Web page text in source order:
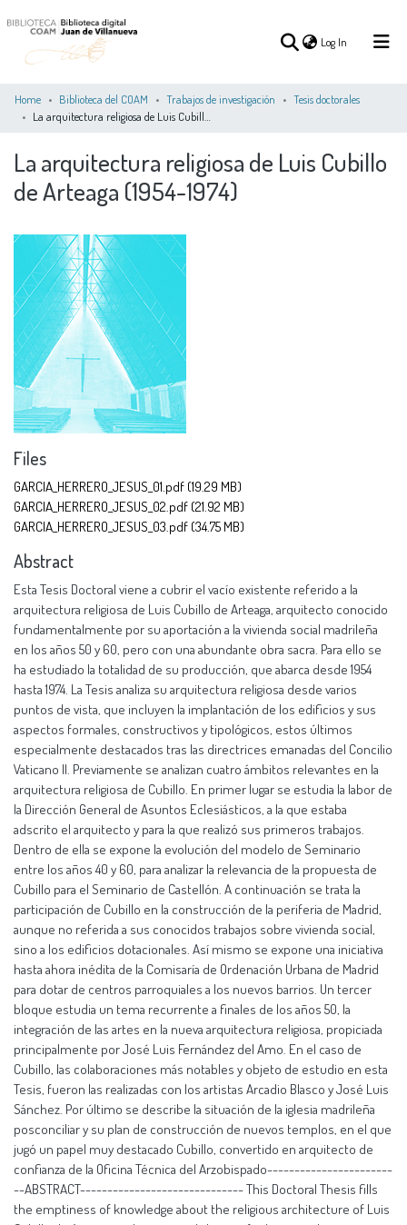
Log In (current)
ALL OF DSPACE
STATISTICS
Home Biblioteca del COAM Trabajos de investigación
Tesis doctorales
La arquitectura religiosa de Luis Cubillo
de Arteaga (1954-1974)
Files
GARCIA_HERRERO_JESUS_01.pdf (19.29 MB)
GARCIA_HERRERO_JESUS_02.pdf (21.92 MB)
GARCIA_HERRERO_JESUS_03.pdf (34.75 MB)
Abstract
Esta Tesis Doctoral viene a cubrir el vacío existente referido a la
arquitectura religiosa de Luis Cubillo de Arteaga, arquitecto conocido
fundamentalmente por su aportación a la vivienda social madrileña
en los años 50 y 60, pero con una abundante obra sacra. Para ello se
ha estudiado la totalidad de su producción, que abarca desde 1954
hasta 1974. La Tesis analiza su arquitectura religiosa desde varios
puntos de vista, que incluyen la implantación de los edificios y sus
aspectos formales, constructivos y tipológicos, estos últimos
especialmente destacados tras las directrices emanadas del Concilio
Vaticano II. Previamente se analizan cuatro ámbitos relevantes en la
arquitectura religiosa de Cubillo. En primer lugar se estudia la labor de
la Dirección General de Asuntos Eclesiásticos, a la que estaba
adscrito el arquitecto y para la que realizó sus primeros trabajos.
Dentro de ella se expone la evolución del modelo de Seminario
entre los años 40 y 60, para analizar la relevancia de la propuesta de
Cubillo para el Seminario de Castellón. A continuación se trata la
participación de Cubillo en la construcción de la periferia de Madrid,
aunque no referida a sus conocidos trabajos sobre vivienda social,
sino a los edificios dotacionales. Así mismo se expone una iniciativa
hasta ahora inédita de la Comisaría de Ordenación Urbana de Madrid
para dotar de centros parroquiales a los nuevos barrios. Un tercer
bloque estudia un tema recurrente a finales de los años 50, la
integración de las artes en la nueva arquitectura religiosa, propiciada
principalmente por José Luis Fernández del Amo. En el caso de
Cubillo, las colaboraciones más notables y objeto de estudio en esta
Tesis, fueron las realizadas con los artistas Arcadio Blasco y José Luis
Sánchez. Por último se describe la situación de la iglesia madrileña
posconciliar y su plan de construcción de nuevos templos, en el que
jugó un papel muy destacado Cubillo, convertido en arquitecto de
confianza de la Oficina Técnica del Arzobispado-----------------------
--ABSTRACT------------------------------ This Doctoral Thesis fills
the emptiness of knowledge about the religious architecture of Luis